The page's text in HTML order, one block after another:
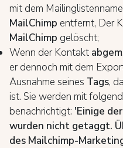
mit dem
MailChimp entfernt, Der
MailChimp gelöscht;
Wenn der Kontakt
er dennoch mit dem
Ausnahme seines Tags,
ist. Sie werden mit
benachrichtigt: 'Einige
wurden nicht getaggt.
des Mailchimp-